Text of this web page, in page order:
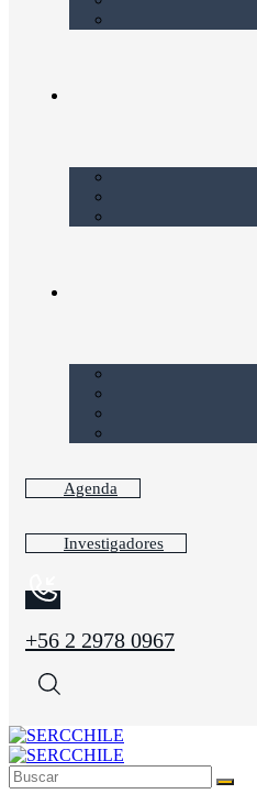
Agenda
Investigadores
+56 2 2978 0967